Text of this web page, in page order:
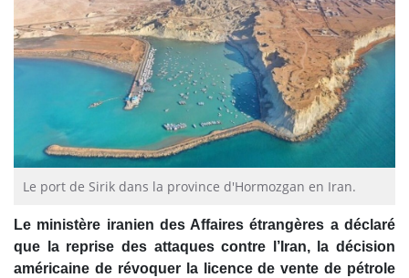
Le port de Sirik dans la province d'Hormozgan en Iran.
Le ministère iranien des Affaires étrangères a déclaré
que la reprise des attaques contre l’Iran, la décision
américaine de révoquer la licence de vente de pétrole